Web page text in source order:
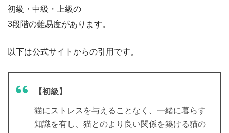
初級・中級・上級の
3段階の難易度があります。
以下は公式サイトからの引用です。
【初級】
猫にストレスを与えることなく、一緒に暮らす
知識を有し、猫とのより良い関係を築ける猫の